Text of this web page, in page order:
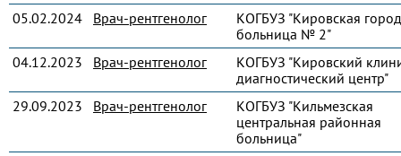
05.02.2024
Врач-рентгенолог
КОГБУЗ "Кировская
больница № 2"
04.12.2023
Врач-рентгенолог
КОГБУЗ "Кировский
диагностический центр"
29.09.2023
Врач-рентгенолог
КОГБУЗ "Кильмезская
центральная районная
больница"